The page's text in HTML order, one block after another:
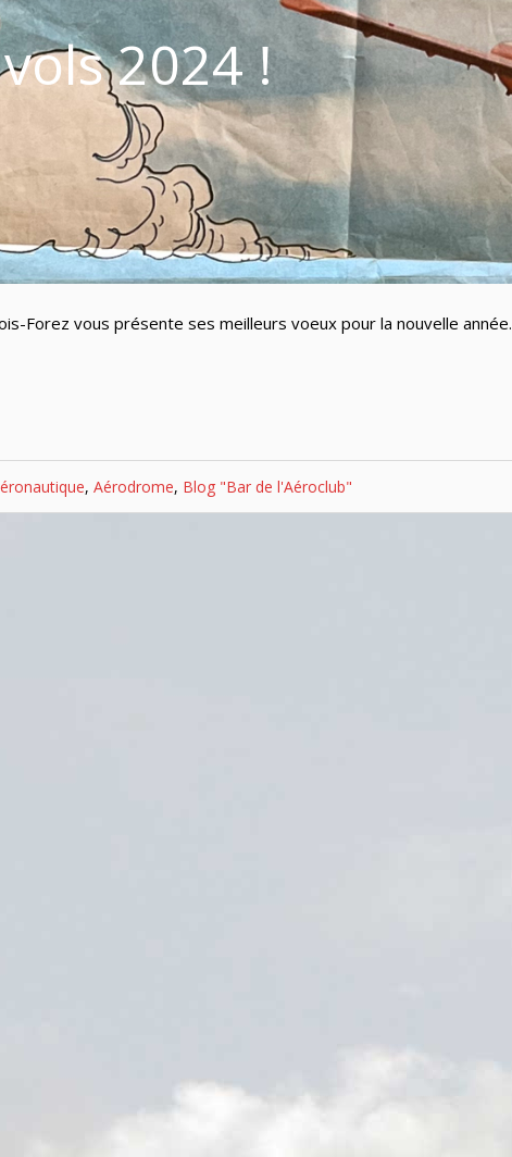
2024 !
Forez vous présente ses meilleurs voeux pour la nouvelle année.
, Aérodrome, Blog "Bar de l'Aéroclub"